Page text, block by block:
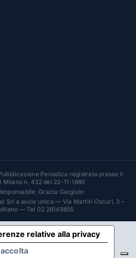
Periodica registrata presso il
Milano n. 432 del 22-11-1980
Grazia Gargiulo
Srl a socio unico — Via Martiri Oscuri, 3 –
— Tel 02 26148855
relative alla privacy